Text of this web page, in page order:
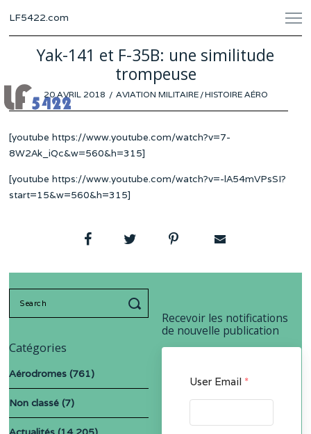
LF5422.com
Yak-141 et F-35B: une similitude
trompeuse
POSTED
ON
20 AVRIL 2018 AVIATION MILITAIRE /HISTOIRE AÉRO
[youtube https://www.youtube.com/watch?v=7-
8W2Ak_iQc&w=560&h=315]
[youtube https://www.youtube.com/watch?v=-lA54mVPsSI?
start=15&w=560&h=315]
Recevoir les notifications
de nouvelle publication
User Email *
Catégories
Aérodromes (761)
Non classé (7)